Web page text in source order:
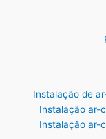
Instalação de
Instalação ar-
Instalação ar-